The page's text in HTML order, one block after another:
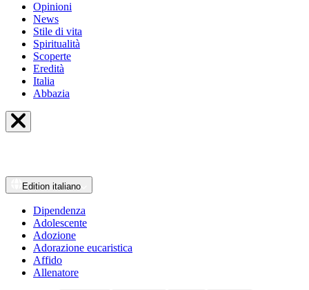
Opinioni
News
Stile di vita
Spiritualità
Scoperte
Eredità
Italia
Abbazia
Edition italiano
Dipendenza
Adolescente
Adozione
Adorazione eucaristica
Affido
Allenatore